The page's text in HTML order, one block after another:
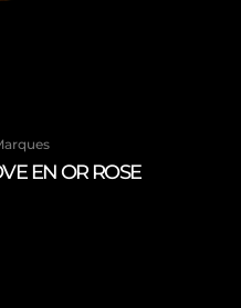
EN OR ROSE